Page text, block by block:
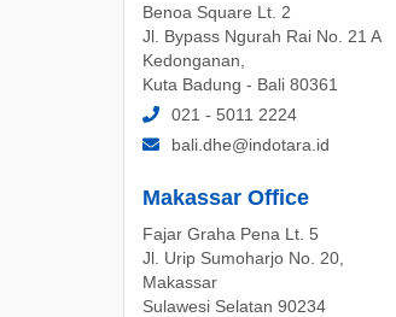
Benoa Square Lt. 2
Jl. Bypass Ngurah Rai No. 21 A
Kedonganan,
Kuta Badung - Bali 80361
021 - 5011 2224
bali.dhe@indotara.id
Makassar Office
Fajar Graha Pena Lt. 5
Jl. Urip Sumoharjo No. 20,
Makassar
Sulawesi Selatan 90234